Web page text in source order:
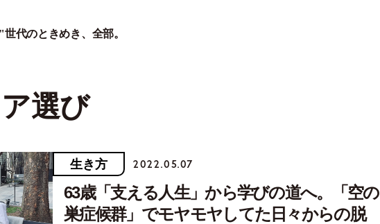
代のときめき、全部。
選び
生き方 2022.05.07
63歳「支える人生」から学びの道へ。「空の
巣症候群」でモヤモヤしてた日々からの脱